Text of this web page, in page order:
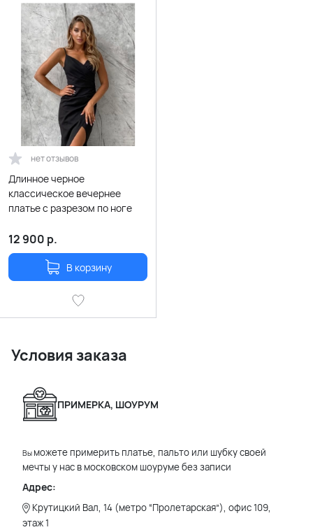
нет отзывов
Длинное черное
классическое вечернее
платье с разрезом по ноге
12 900 р.
В корзину
Условия заказа
ПРИМЕРКА, ШОУРУМ
Вы можете примерить платье, пальто или шубку своей
мечты у нас в московском шоуруме без записи
Адрес:
Крутицкий Вал, 14 (метро “Пролетарская”), офис 109,
этаж 1